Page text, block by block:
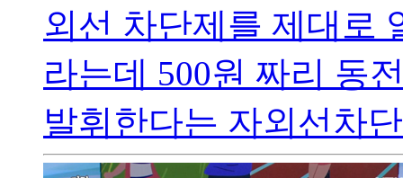
외선 차단제를 제대로
라는데 500원 짜리 동
발휘한다는 자외선차